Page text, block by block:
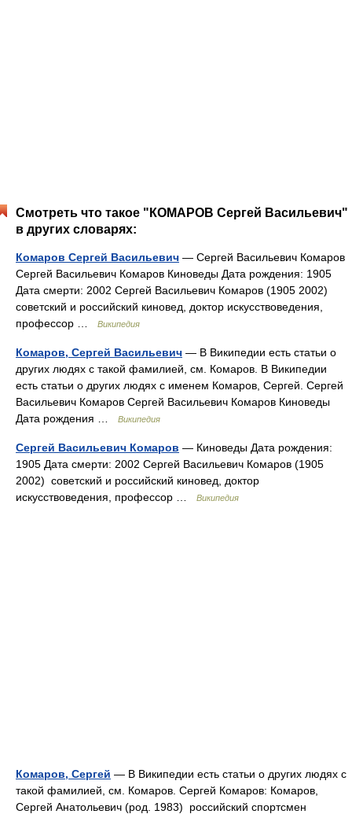
Смотреть что такое "КОМАРОВ Сергей Васильевич"
в других словарях:
Комаров Сергей Васильевич — Сергей Васильевич Комаров
Сергей Васильевич Комаров Киноведы Дата рождения: 1905
Дата смерти: 2002 Сергей Васильевич Комаров (1905 2002)
советский и российский киновед, доктор искусствоведения,
профессор …
Википедия
Комаров, Сергей Васильевич — В Википедии есть статьи о
других людях с такой фамилией, см. Комаров. В Википедии
есть статьи о других людях с именем Комаров, Сергей. Сергей
Васильевич Комаров Сергей Васильевич Комаров Киноведы
Дата рождения …
Википедия
Сергей Васильевич Комаров — Киноведы Дата рождения:
1905 Дата смерти: 2002 Сергей Васильевич Комаров (1905
2002) советский и российский киновед, доктор
искусствоведения, профессор …
Википедия
Комаров, Сергей — В Википедии есть статьи о других людях с
такой фамилией, см. Комаров. Сергей Комаров: Комаров,
Сергей Анатольевич (род. 1983) российский спортсмен